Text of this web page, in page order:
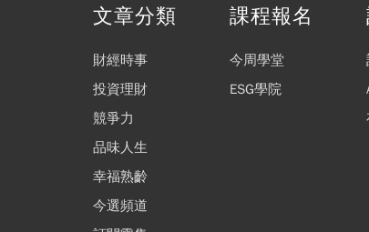
文章分類
財經時事
投資理財
競爭力
品味人生
幸福熟齡
今選頻道
課程報名
今周學堂
ESG學院